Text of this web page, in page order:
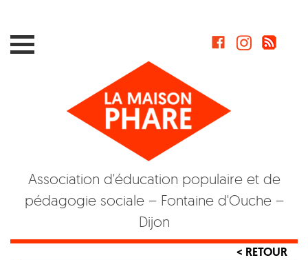
Association d'éducation populaire et de
pédagogie sociale – Fontaine d'Ouche –
Dijon
< RETOUR